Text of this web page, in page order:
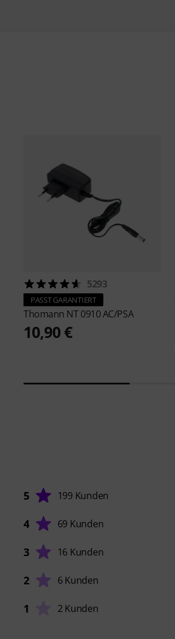
5293
PASST GARANTIERT
Thomann NT 0910 AC/PSA
10,90 €
5 199 Kunden
4 69 Kunden
3 16 Kunden
2 6 Kunden
1 2 Kunden